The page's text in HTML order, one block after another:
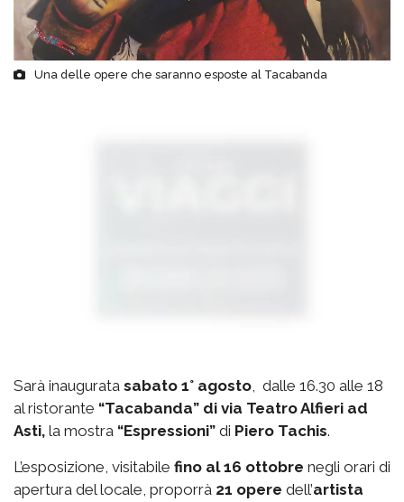
Una delle opere che saranno esposte al Tacabanda
Sarà inaugurata sabato 1° agosto, dalle 16.30 alle 18
al ristorante “Tacabanda” di via Teatro Alfieri ad
Asti, la mostra “Espressioni” di Piero Tachis.
L’esposizione, visitabile fino al 16 ottobre negli orari di
apertura del locale, proporrà 21 opere dell’artista